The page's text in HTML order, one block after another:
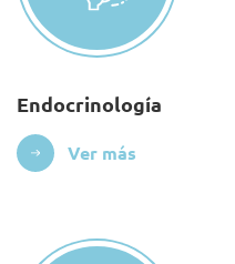
Endocrinología
Ver más